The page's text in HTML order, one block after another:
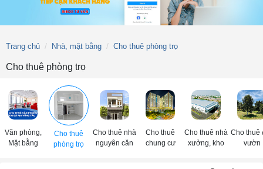
Trang chủ Nhà, mặt bằng Cho thuê phòng trọ
Cho thuê phòng trọ
Văn phòng,
Mặt bằng
Cho thuê
phòng trọ
Cho thuê nhà
nguyên căn
Cho thuê
chung cư
Cho thuê nhà
xưởng, kho
Cho thuê
vườn